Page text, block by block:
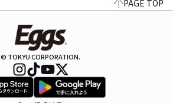
PAGE TOP
© TOKYU CORPORATION.